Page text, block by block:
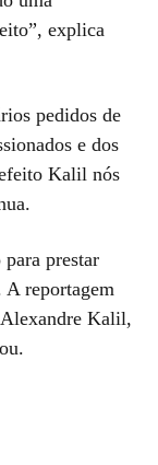
explica
pedidos de
e dos
Kalil nós
prestar
A reportagem
Kalil,